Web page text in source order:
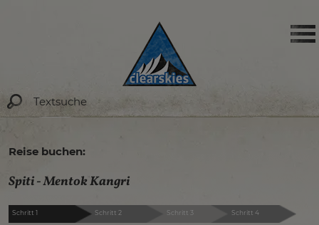
Reise buchen:
Spiti - Mentok Kangri
Schritt 1 Schritt 2 Schritt 3 Schritt 4